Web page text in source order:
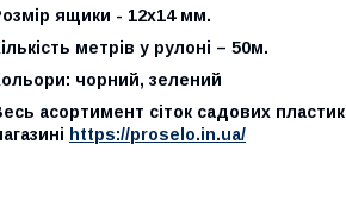
ящики - 12х14 мм.
метрів у рулоні – 50м.
чорний, зелений
асортимент сіток садових
https://proselo.in.ua/